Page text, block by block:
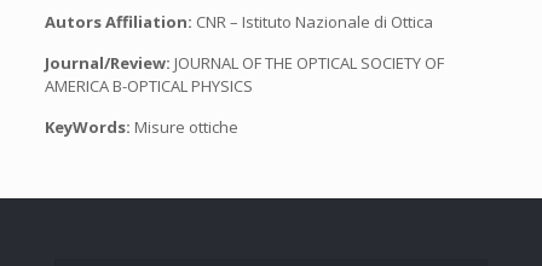
Autors Affiliation: CNR – Istituto Nazionale di Ottica
Journal/Review: JOURNAL OF THE OPTICAL SOCIETY OF
AMERICA B-OPTICAL PHYSICS
KeyWords: Misure ottiche